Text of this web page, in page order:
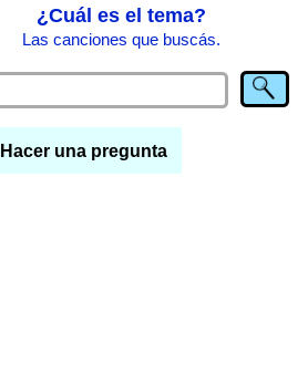
¿Cuál es el tema?
Las canciones que buscás.
Hacer una pregunta